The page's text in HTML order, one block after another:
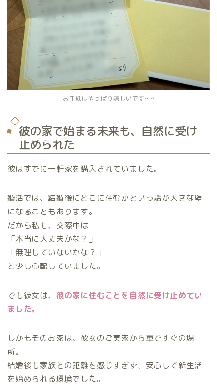
お手紙はやっぱり嬉しいです^ ^
彼の家で始まる未来も、自然に受け
止められた
彼はすでに一軒家を購入されていました。
婚活では、結婚後にどこに住むかという話が大きな壁
になることもあります。
だから私も、交際中は
「本当に大丈夫かな？」
「無理していないかな？」
と少し心配していました。
でも彼女は、 彼の家に住むことを自然に受け止めてい
ました。
しかもそのお家は、彼女のご実家から車ですぐの場
所。
結婚後も家族との距離を感じすぎず、安心して新生活
を始められる環境でした。